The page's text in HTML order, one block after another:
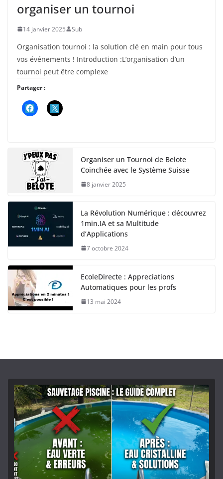
organiser un tournoi
14 janvier 2025 Sub
Organisation tournoi : la solution clé en main pour tous
vos événements ! Introduction :L’organisation d’un
tournoi peut être complexe
Partager :
Organiser un Tournoi de Belote
Coinchée avec le Système Suisse
8 janvier 2025
La Révolution Numérique : découvrez
1min.IA et sa Multitude
d’Applications
7 octobre 2024
EcoleDirecte : Appreciations
Automatiques pour les profs
13 mai 2024